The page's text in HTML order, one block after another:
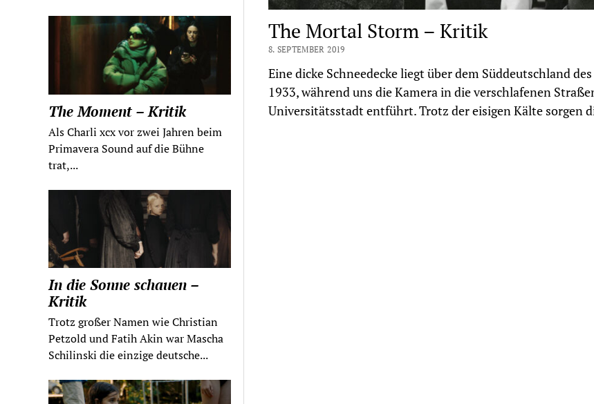
The Moment – Kritik
Als Charli xcx vor zwei Jahren beim
Primavera Sound auf die Bühne
trat,...
In die Sonne schauen –
Kritik
Trotz großer Namen wie Christian
Petzold und Fatih Akin war Mascha
Schilinski die einzige deutsche...
The Mortal Storm – Kritik
8. SEPTEMBER 2019
Eine dicke Schneedecke liegt über dem Süddeutschland des
1933, während uns die Kamera in die verschlafenen
Universitätsstadt entführt. Trotz der eisigen Kälte sorgen